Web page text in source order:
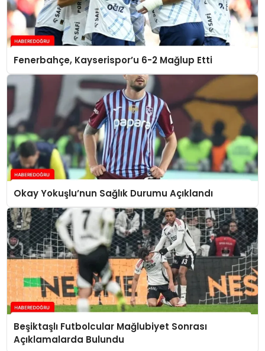
Fenerbahçe, Kayserispor’u 6-2 Mağlup Etti
Okay Yokuşlu’nun Sağlık Durumu Açıklandı
Beşiktaşlı Futbolcular Mağlubiyet Sonrası
Açıklamalarda Bulundu